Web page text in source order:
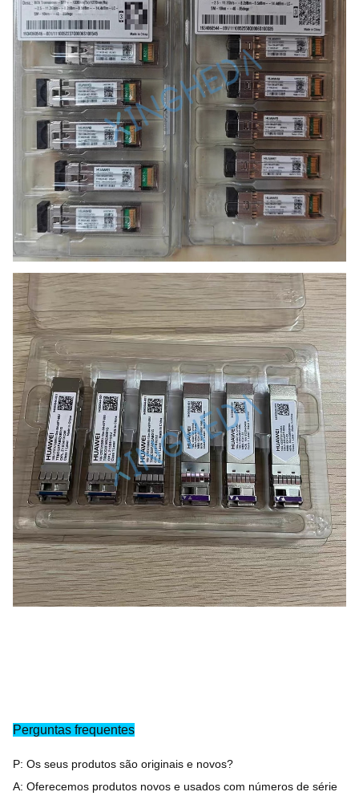
Perguntas frequentes
P: Os seus produtos são originais e novos?
A: Oferecemos produtos novos e usados com números de série